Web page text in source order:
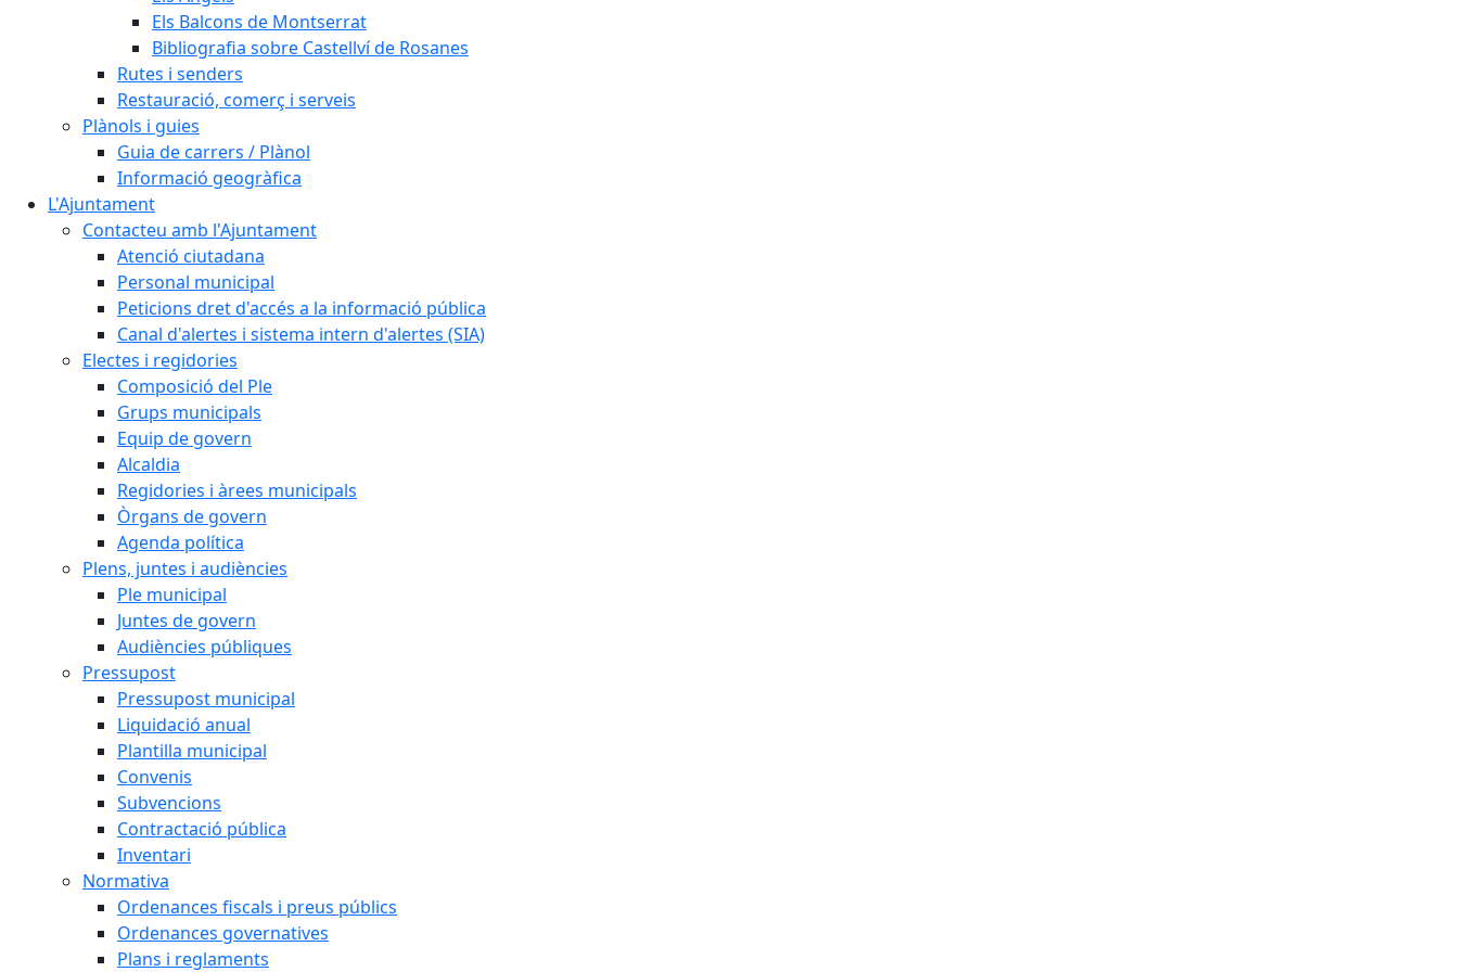
Els Balcons de Montserrat
Bibliografia sobre Castellví de Rosanes
Rutes i senders
Restauració, comerç i serveis
Plànols i guies
Guia de carrers / Plànol
Informació geogràfica
L'Ajuntament
Contacteu amb l'Ajuntament
Atenció ciutadana
Personal municipal
Peticions dret d'accés a la informació pública
Canal d'alertes i sistema intern d'alertes (SIA)
Electes i regidories
Composició del Ple
Grups municipals
Equip de govern
Alcaldia
Regidories i àrees municipals
Òrgans de govern
Agenda política
Plens, juntes i audiències
Ple municipal
Juntes de govern
Audiències públiques
Pressupost
Pressupost municipal
Liquidació anual
Plantilla municipal
Convenis
Subvencions
Contractació pública
Inventari
Normativa
Ordenances fiscals i preus públics
Ordenances governatives
Plans i reglaments